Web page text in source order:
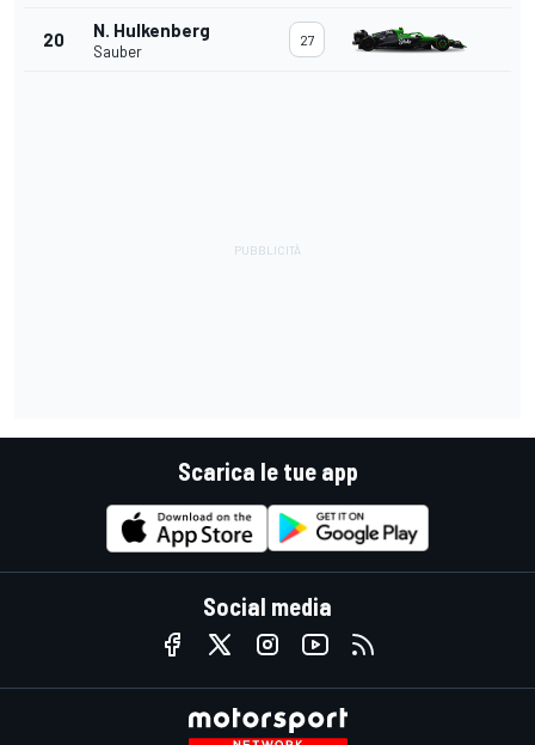
20 N. Hulkenberg
Sauber
27
Scarica le tue app
Social media